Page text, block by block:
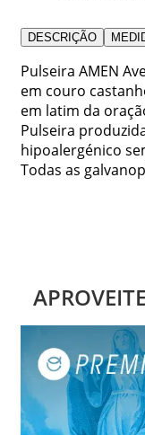
DESCRIÇÃO
Pulseira AMEN
em couro
em latim da
Pulseira
hipoalergénico
Todas as